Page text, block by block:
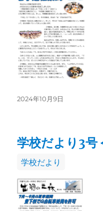
リ
ー
投
2024年10月9日
学校だより3号
カ
ゴ
リ
学校だより